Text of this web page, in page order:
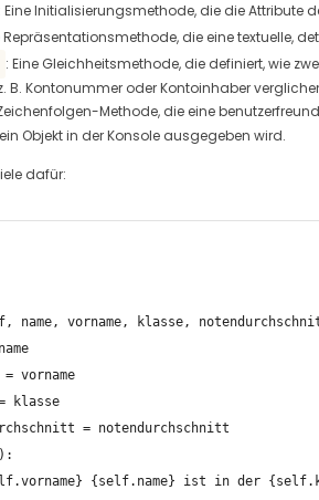
: Eine Initialisierungsmethode, die die Attribute
Repräsentationsmethode, die eine textuelle,
: Eine Gleichheitsmethode, die definiert, wie
B. Kontonummer oder Kontoinhaber
Methode, die eine
Objekt in der Konsole ausgegeben wird.
dafür:
name, vorname, klasse,
= vorname
klasse
= notendurchschnitt
{self.name} ist in der